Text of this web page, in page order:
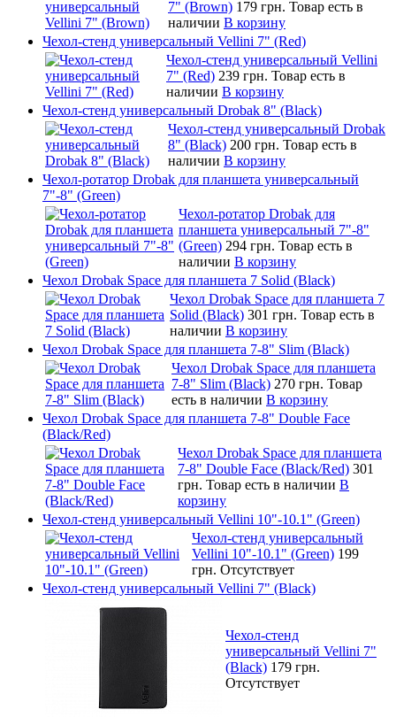
7" (Brown) 179 грн. Товар есть в
наличии В корзину
Чехол-стенд универсальный Vellini 7" (Red)
Чехол-стенд универсальный Vellini
7" (Red) 239 грн. Товар есть в
наличии В корзину
Чехол-стенд универсальный Drobak 8" (Black)
Чехол-стенд универсальный Drobak
8" (Black) 200 грн. Товар есть в
наличии В корзину
Чехол-ротатор Drobak для планшета универсальный
7"-8" (Green)
Чехол-ротатор Drobak для
планшета универсальный 7"-8"
(Green) 294 грн. Товар есть в
наличии В корзину
Чехол Drobak Space для планшета 7 Solid (Black)
Чехол Drobak Space для планшета 7
Solid (Black) 301 грн. Товар есть в
наличии В корзину
Чехол Drobak Space для планшета 7-8" Slim (Black)
Чехол Drobak Space для планшета
7-8" Slim (Black) 270 грн. Товар
есть в наличии В корзину
Чехол Drobak Space для планшета 7-8" Double Face
(Black/Red)
Чехол Drobak Space для планшета
7-8" Double Face (Black/Red) 301
грн. Товар есть в наличии В
корзину
Чехол-стенд универсальный Vellini 10"-10.1" (Green)
Чехол-стенд универсальный
Vellini 10"-10.1" (Green) 199
грн. Отсутствует
Чехол-стенд универсальный Vellini 7" (Black)
Чехол-стенд
универсальный Vellini 7"
(Black) 179 грн.
Отсутствует